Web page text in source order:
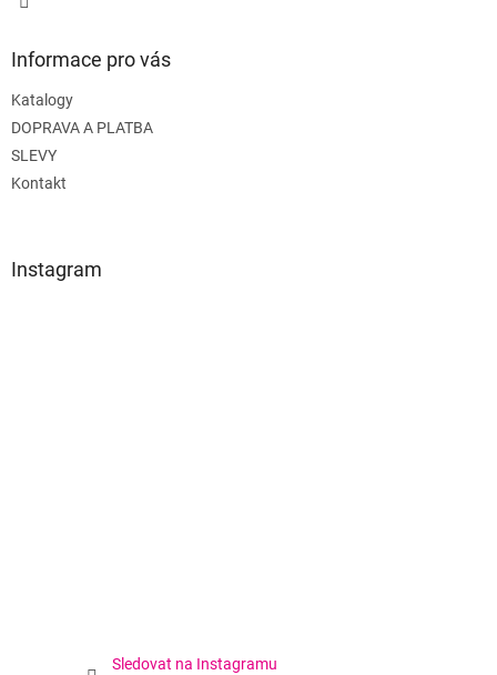
Informace pro vás
Katalogy
DOPRAVA A PLATBA
SLEVY
Kontakt
Instagram
Sledovat na Instagramu